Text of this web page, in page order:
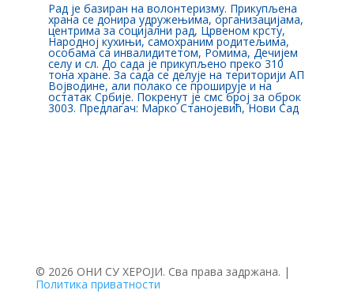
Рад је базиран на волонтеризму. Прикупљена
храна се донира удружењима, организацијама,
центрима за социјални рад, Црвеном крсту,
Народној кухињи, самохраним родитељима,
особама са инвалидитетом, Ромима, Дечијем
селу и сл. До сада је прикупљено преко 310
тона хране. За сада се делује на територији АП
Војводине, али полако се проширује и на
остатак Србије. Покренут је смс број за оброк
3003. Предлагач: Марко Станојевић, Нови Сад
© 2026 ОНИ СУ ХЕРОЈИ. Сва права задржана. |
Политика приватности